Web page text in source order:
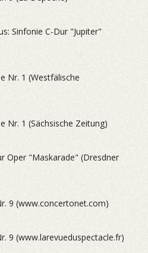
Sinfonie C-Dur "Jupiter"
Nr. 1 (Westfälische
Nr. 1 (Sächsische Zeitung)
Oper "Maskarade" (Dresdner
9 (www.concertonet.com)
9 (www.larevueduspectacle.fr)